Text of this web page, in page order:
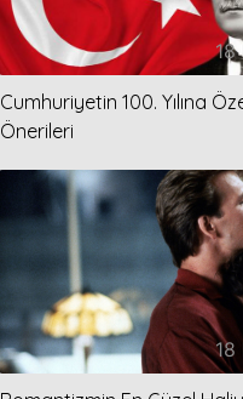
18
Cumhuriyetin 100. Yılına
Önerileri
18